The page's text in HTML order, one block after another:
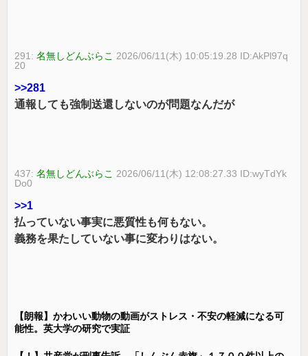
291:名無しどんぶらこ 2026/06/11(木) 10:05:19.28 ID:AkPl97q
20
>>281
通報しても強制送還しないのが問題なんだが
437:名無しどんぶらこ 2026/06/11(木) 12:08:27.33 ID:wyTdYk
Do0
>>1
払っていない事実に悪質性も何もない。
義務を果たしていない事に変わりはない。
【朗報】かわいい動物の動画がストレス・不安の軽減になる可
能性。英大学の研究で実証